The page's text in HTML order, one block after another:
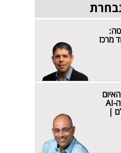
מרכז
הכלכלי החדש שה-AI
|